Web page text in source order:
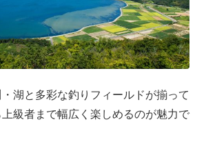
湖と多彩な釣りフィールドが揃って
級者まで幅広く楽しめるのが魅力で